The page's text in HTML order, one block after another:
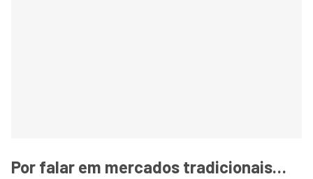
Por falar em mercados tradicionais…